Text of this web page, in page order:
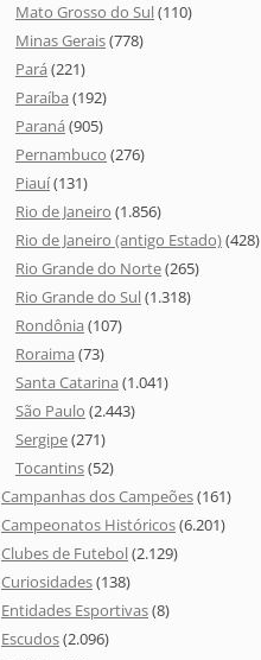
Mato Grosso do Sul(110)
Minas Gerais(778)
Pará (221)
Paraíba (192)
Paraná (905)
Pernambuco (276)
Piauí(131)
Rio de Janeiro (1.856)
Rio de Janeiro (antigo Estado)(428)
Rio Grande do Norte(265)
Rio Grande do Sul(1.318)
Rondônia (107)
Roraima (73)
Santa Catarina (1.041)
São Paulo (2.443)
Sergipe(271)
Tocantins(52)
Campanhas dos Campeões(161)
Campeonatos Históricos(6.201)
Clubes de Futebol(2.129)
Curiosidades(138)
Entidades Esportivas(8)
Escudos(2.096)